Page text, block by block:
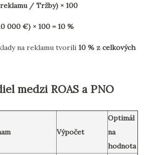
reklamu / Tržby) × 100
000 €) × 100 = 10 %
na reklamu tvorili 10 % z celkových
medzi ROAS a PNO
Výpočet
Optimál
na
hodnota